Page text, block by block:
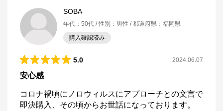
SOBA
年代 ： 50代 性別 ： 男性 都道府県 ： 福岡県
購入確認済み
5.0 2024.06.07
安心感
コロナ禍頃にノロウィルスにアプローチとの文言で
即決購入、その頃からお世話になっております。